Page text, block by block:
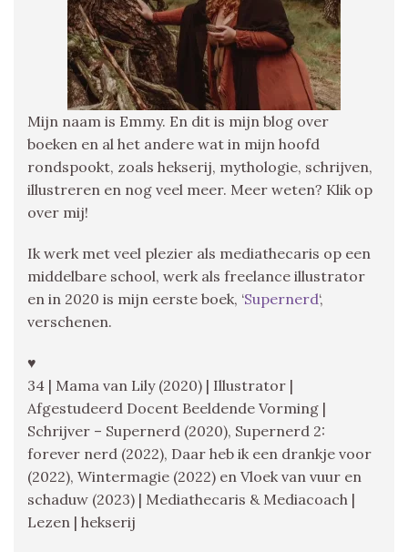
Mijn naam is Emmy. En dit is mijn blog over
boeken en al het andere wat in mijn hoofd
rondspookt, zoals hekserij, mythologie, schrijven,
illustreren en nog veel meer. Meer weten? Klik op
over mij!
Ik werk met veel plezier als mediathecaris op een
middelbare school, werk als freelance illustrator
en in 2020 is mijn eerste boek, ‘Supernerd‘,
verschenen.
♥
34 | Mama van Lily (2020) | Illustrator |
Afgestudeerd Docent Beeldende Vorming |
Schrijver – Supernerd (2020), Supernerd 2:
forever nerd (2022), Daar heb ik een drankje voor
(2022), Wintermagie (2022) en Vloek van vuur en
schaduw (2023) | Mediathecaris & Mediacoach |
Lezen | hekserij